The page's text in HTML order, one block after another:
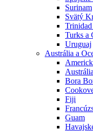
Surinam
Svätý
Turks a
Uruguaj
Austrália a
Austrália
Bora
Fiji
Guam